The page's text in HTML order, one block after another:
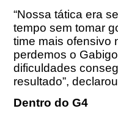
“Nossa tática era
tempo sem tomar
time mais ofensivo
perdemos o
dificuldades
resultado”,
Dentro do G4